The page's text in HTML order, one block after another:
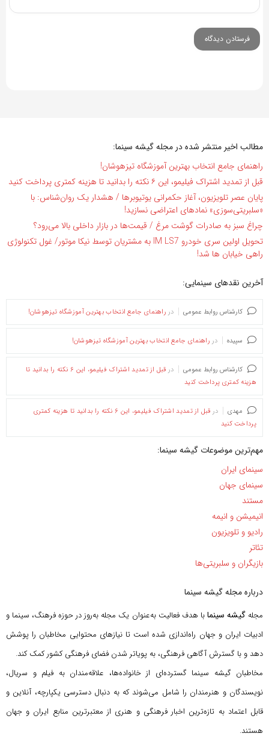
مطالب اخیر منتشر شده در مجله گیشه سینما:
راهنمای جامع انتخاب بهترین آموزشگاه تیزهوشان!
قبل از تمدید اشتراک فیلیمو، این ۶ نکته را بدانید تا هزینه کمتری پرداخت کنید
پایان عصر تلویزیون، آغاز حکمرانی یوتیوبرها / هشدار یک روان‌شناس: با
«سلبریتی‌سوزی» نمادهای اعتراضی نسازید!
چراغ سبز به صادرات گوشت مرغ / قیمت‌ها در بازار داخلی بالا می‌رود؟
تحویل اولین سری خودرو IM LS7 به مشتریان توسط نیکا موتور/ غول تکنولوژی
راهی خیابان ها شد!
آخرین نقدهای سینمایی:
کارشناس روابط عمومی در راهنمای جامع انتخاب بهترین آموزشگاه تیزهوشان!
سپیده در راهنمای جامع انتخاب بهترین آموزشگاه تیزهوشان!
کارشناس روابط عمومی در
قبل از تمدید اشتراک فیلیمو، این ۶ نکته را بدانید تا
هزینه کمتری پرداخت کنید
مهدی در
قبل از تمدید اشتراک فیلیمو، این ۶ نکته را بدانید تا هزینه کمتری
پرداخت کنید
مهم‌ترین موضوعات گیشه سینما:
سینمای ایران
سینمای جهان
مستند
انیمیشن و انیمه
رادیو و تلویزیون
تئاتر
بازیگران و سلبریتی‌ها
درباره مجله گیشه سینما
مجلهگیشه سینمابا هدف فعالیت به‌عنوان یک مجله به‌روز در حوزه فرهنگ، سینما و
ادبیات ایران و جهان راه‌اندازی شده است تا نیازهای محتوایی مخاطبان را پوشش
دهد و با گسترش آگاهی فرهنگی، به پویاتر شدن فضای فرهنگی کشور کمک کند.
مخاطبان گیشه سینما گسترده‌ای از خانواده‌ها، علاقه‌مندان به فیلم و سریال،
نویسندگان و هنرمندان را شامل می‌شوند که به دنبال دسترسی یکپارچه، آنلاین و
قابل اعتماد به تازه‌ترین اخبار فرهنگی و هنری از معتبرترین منابع ایران و جهان
هستند.